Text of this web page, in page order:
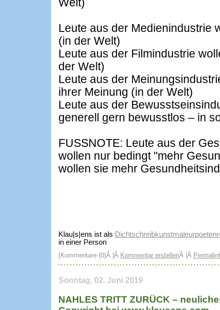
Welt)
Leute aus der Medienindustrie
(in der Welt)
Leute aus der Filmindustrie
der Welt)
Leute aus der
ihrer Meinung (in der Welt)
Leute aus der
generell gern bewusstlos – in
FUSSNOTE: Leute aus der
wollen nur bedingt "mehr
wollen sie mehr
Klau|s|ens ist als
in einer Person
[Kommentare (0)Â |Â Kommentar erstellenÂ |Â
Sonntag, 02. Juni 2019
NAHLES TRITT ZURÜCK –